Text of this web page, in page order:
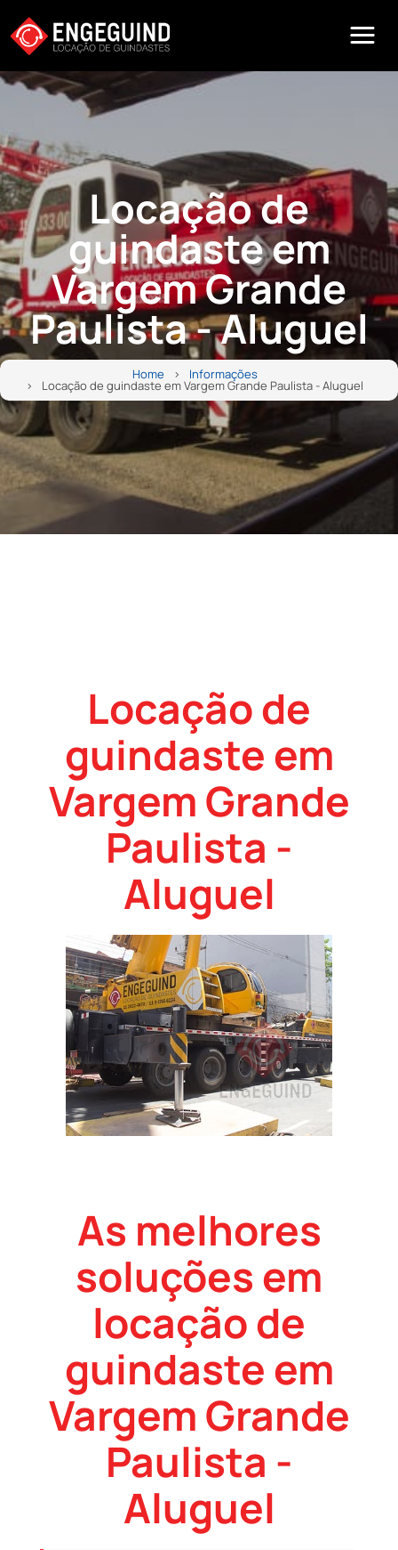
Locação de
guindaste em
Vargem Grande
Paulista - Aluguel
Home Informações
Locação de guindaste em Vargem Grande Paulista - Aluguel
Locação de
guindaste em
Vargem Grande
Paulista -
Aluguel
As melhores
soluções em
locação de
guindaste em
Vargem Grande
Paulista -
Aluguel